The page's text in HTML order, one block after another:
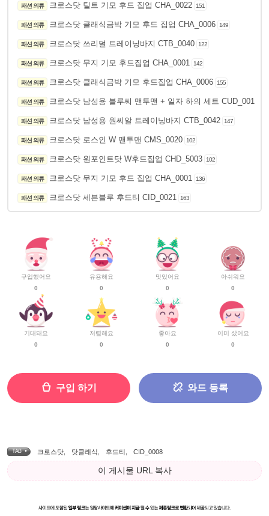
패션 의류 크로스닷 틸트 기모 후드 집업 CHA_0022 151
패션 의류 크로스닷 클래식금박 기모 후드 집업 CHA_0006 149
패션 의류 크로스닷 쓰리덜 트레이닝바지 CTB_0040 122
패션 의류 크로스닷 무지 기모 후드집업 CHA_0001 142
패션 의류 크로스닷 클래식금박 기모 후드집업 CHA_0006 155
패션 의류 크로스닷 남성용 블루씨 맨투맨 + 일자 하의 세트 CUD_0016
패션 의류 크로스닷 남성용 원씨알 트레이닝바지 CTB_0042 147
패션 의류 크로스닷 로스인 W 맨투맨 CMS_0020 102
패션 의류 크로스닷 원포인트닷 W후드집업 CHD_5003 102
패션 의류 크로스닷 무지 기모 후드 집업 CHA_0001 136
패션 의류 크로스닷 세븐블루 후드티 CID_0021 163
구입했어요
0
기대돼요
0
유용해요
0
저렴해요
0
맛있어요
0
좋아요
0
아쉬워요
0
이미 샀어요
0
구입 하기 와드 등록
TAG • 크로스닷 닷클래식 후드티 CID_0008
이 게시물 URL 복사